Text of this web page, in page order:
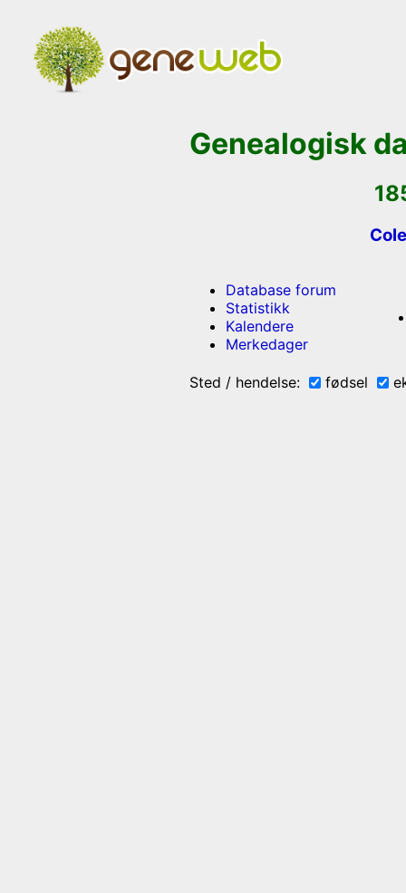
Genealogisk
Database forum
Statistikk
Kalendere
Merkedager
Sted / hendelse: fødsel